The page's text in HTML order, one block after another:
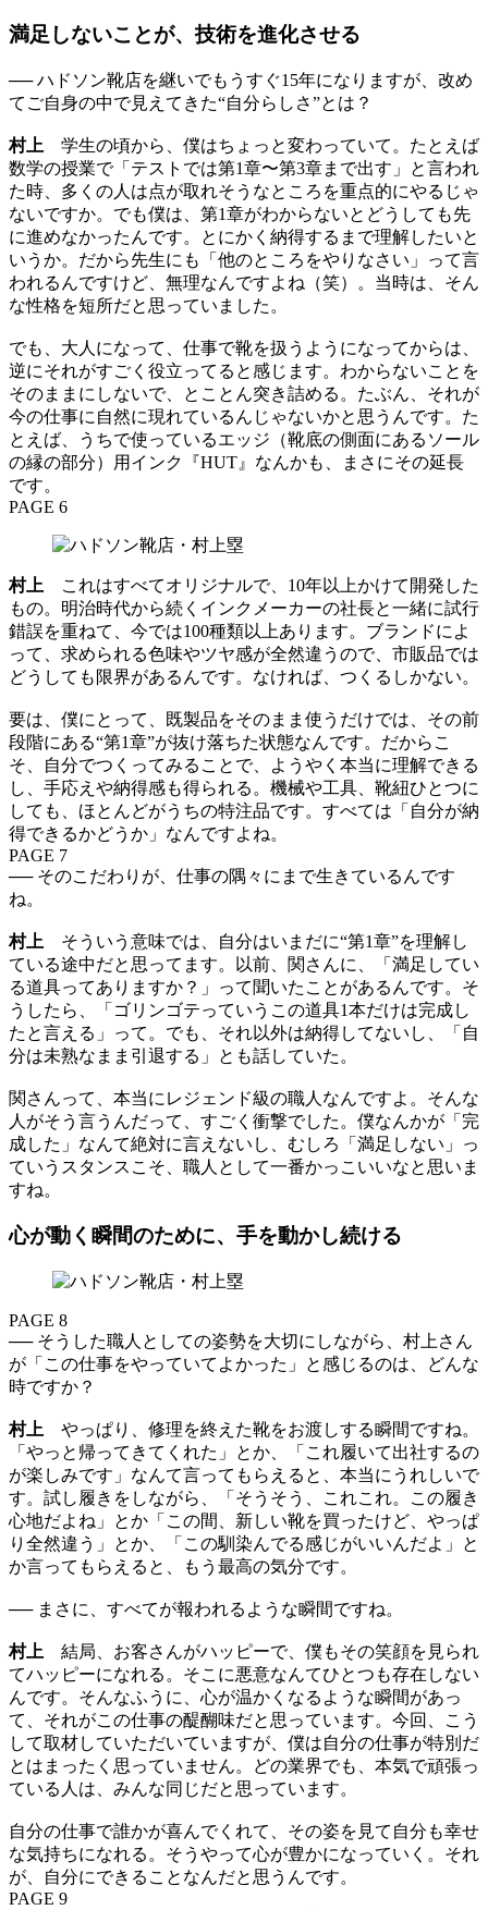
満足しないことが、技術を進化させる
── ハドソン靴店を継いでもうすぐ15年になりますが、改め
てご自身の中で見えてきた“自分らしさ”とは？
村上 学生の頃から、僕はちょっと変わっていて。たとえば
数学の授業で「テストでは第1章〜第3章まで出す」と言われ
た時、多くの人は点が取れそうなところを重点的にやるじゃ
ないですか。でも僕は、第1章がわからないとどうしても先
に進めなかったんです。とにかく納得するまで理解したいと
いうか。だから先生にも「他のところをやりなさい」って言
われるんですけど、無理なんですよね（笑）。当時は、そん
な性格を短所だと思っていました。
でも、大人になって、仕事で靴を扱うようになってからは、
逆にそれがすごく役立ってると感じます。わからないことを
そのままにしないで、とことん突き詰める。たぶん、それが
今の仕事に自然に現れているんじゃないかと思うんです。た
とえば、うちで使っているエッジ（靴底の側面にあるソール
の縁の部分）用インク『HUT』なんかも、まさにその延長
です。
PAGE 6
村上 これはすべてオリジナルで、10年以上かけて開発した
もの。明治時代から続くインクメーカーの社長と一緒に試行
錯誤を重ねて、今では100種類以上あります。ブランドによ
って、求められる色味やツヤ感が全然違うので、市販品では
どうしても限界があるんです。なければ、つくるしかない。
要は、僕にとって、既製品をそのまま使うだけでは、その前
段階にある“第1章”が抜け落ちた状態なんです。だからこ
そ、自分でつくってみることで、ようやく本当に理解できる
し、手応えや納得感も得られる。機械や工具、靴紐ひとつに
しても、ほとんどがうちの特注品です。すべては「自分が納
得できるかどうか」なんですよね。
PAGE 7
── そのこだわりが、仕事の隅々にまで生きているんです
ね。
村上 そういう意味では、自分はいまだに“第1章”を理解し
ている途中だと思ってます。以前、関さんに、「満足してい
る道具ってありますか？」って聞いたことがあるんです。そ
うしたら、「ゴリンゴテっていうこの道具1本だけは完成し
たと言える」って。でも、それ以外は納得してないし、「自
分は未熟なまま引退する」とも話していた。
関さんって、本当にレジェンド級の職人なんですよ。そんな
人がそう言うんだって、すごく衝撃でした。僕なんかが「完
成した」なんて絶対に言えないし、むしろ「満足しない」っ
ていうスタンスこそ、職人として一番かっこいいなと思いま
すね。
心が動く瞬間のために、手を動かし続ける
PAGE 8
── そうした職人としての姿勢を大切にしながら、村上さん
が「この仕事をやっていてよかった」と感じるのは、どんな
時ですか？
村上 やっぱり、修理を終えた靴をお渡しする瞬間ですね。
「やっと帰ってきてくれた」とか、「これ履いて出社するの
が楽しみです」なんて言ってもらえると、本当にうれしいで
す。試し履きをしながら、「そうそう、これこれ。この履き
心地だよね」とか「この間、新しい靴を買ったけど、やっぱ
り全然違う」とか、「この馴染んでる感じがいいんだよ」と
か言ってもらえると、もう最高の気分です。
── まさに、すべてが報われるような瞬間ですね。
村上 結局、お客さんがハッピーで、僕もその笑顔を見られ
てハッピーになれる。そこに悪意なんてひとつも存在しない
んです。そんなふうに、心が温かくなるような瞬間があっ
て、それがこの仕事の醍醐味だと思っています。今回、こう
して取材していただいていますが、僕は自分の仕事が特別だ
とはまったく思っていません。どの業界でも、本気で頑張っ
ている人は、みんな同じだと思っています。
自分の仕事で誰かが喜んでくれて、その姿を見て自分も幸せ
な気持ちになれる。そうやって心が豊かになっていく。それ
が、自分にできることなんだと思うんです。
PAGE 9